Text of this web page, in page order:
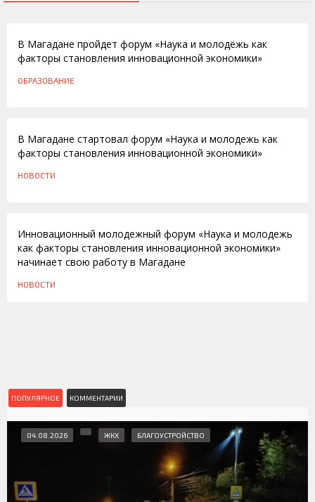
В Магадане пройдет форум «Наука и молодёжь как
факторы становления инновационной экономики»
ОБРАЗОВАНИЕ
В Магадане стартовал форум «Наука и молодежь как
факторы становления инновационной экономики»
НОВОСТИ
Инновационный молодежный форум «Наука и молодежь
как факторы становления инновационной экономики»
начинает свою работу в Магадане
НОВОСТИ
ПОПУЛЯРНОЕ КОММЕНТАРИИ
04.08.2026 ЖКХ БЛАГОУСТРОЙСТВО